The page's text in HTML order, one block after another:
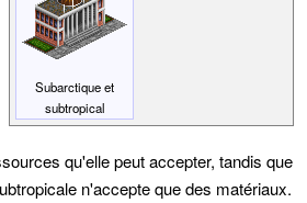
Subarctique et
subtropical
qu'elle peut accepter, tandis que
n'accepte que des matériaux.